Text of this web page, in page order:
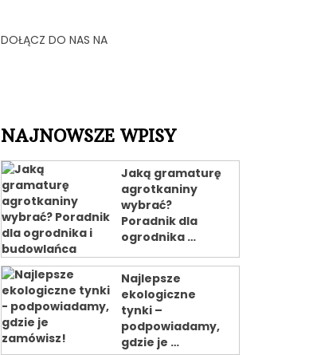
DOŁĄCZ DO NAS NA
NAJNOWSZE WPISY
Jaką gramaturę
agrotkaniny
wybrać?
Poradnik dla
ogrodnika …
Najlepsze
ekologiczne
tynki –
podpowiadamy,
gdzie je …